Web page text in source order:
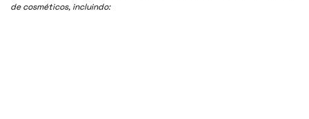
de cosméticos, incluindo: